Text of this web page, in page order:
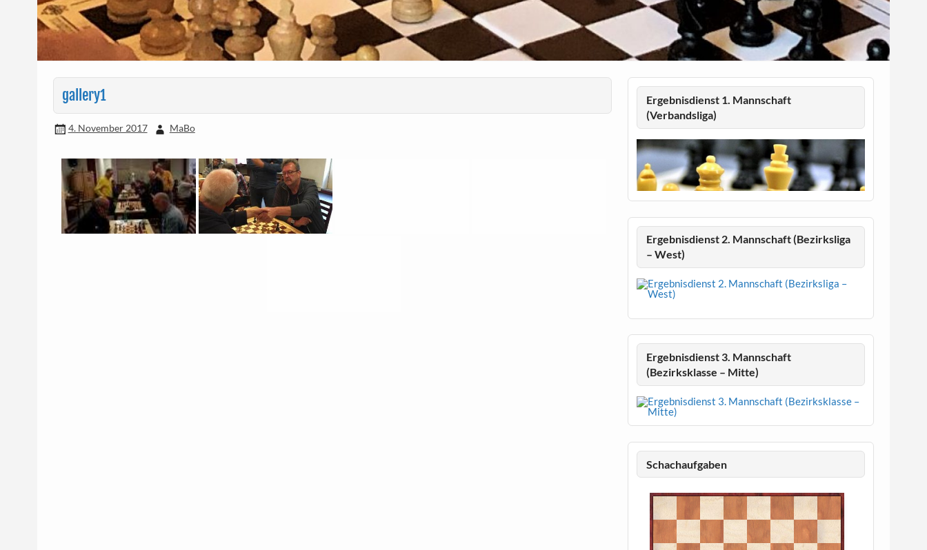
gallery1
4. November 2017 MaBo
Ergebnisdienst 1. Mannschaft
(Verbandsliga)
Ergebnisdienst 2. Mannschaft (Bezirksliga
– West)
Ergebnisdienst 3. Mannschaft
(Bezirksklasse – Mitte)
Schachaufgaben